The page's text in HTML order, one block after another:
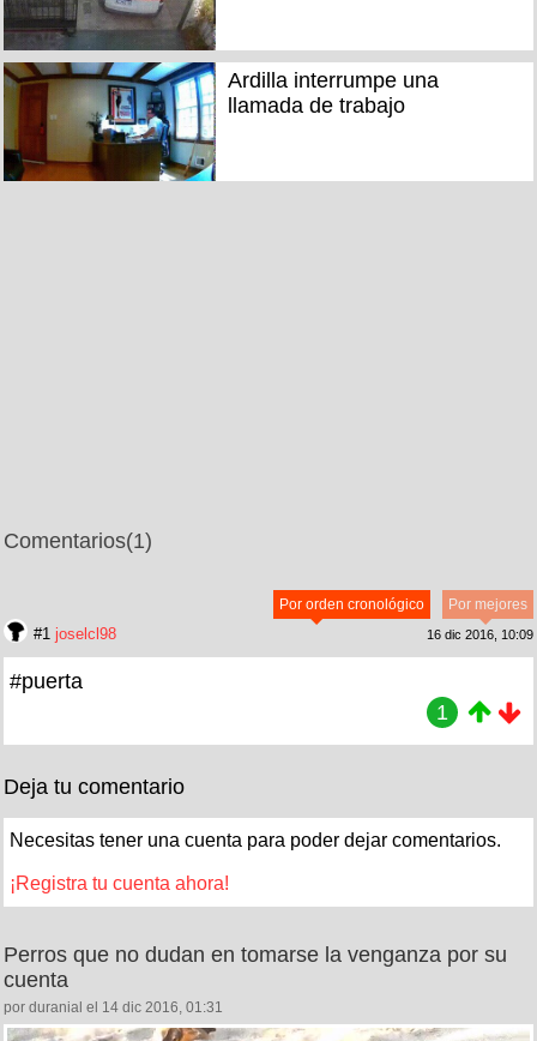
Ardilla interrumpe una
llamada de trabajo
Comentarios(1)
Por mejores
Por orden cronológico
#1 joselcl98 16 dic 2016, 10:09
#puerta
1
Deja tu comentario
Necesitas tener una cuenta para poder dejar comentarios.
¡Registra tu cuenta ahora!
Perros que no dudan en tomarse la venganza por su
cuenta
por duranial el 14 dic 2016, 01:31